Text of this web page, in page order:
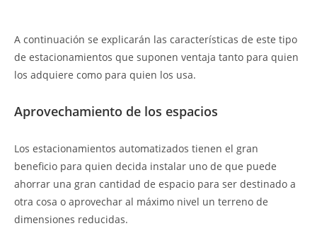
A continuación se explicarán las características de este tipo
de estacionamientos que suponen ventaja tanto para quien
los adquiere como para quien los usa.
Aprovechamiento de los espacios
Los estacionamientos automatizados tienen el gran
beneficio para quien decida instalar uno de que puede
ahorrar una gran cantidad de espacio para ser destinado a
otra cosa o aprovechar al máximo nivel un terreno de
dimensiones reducidas.